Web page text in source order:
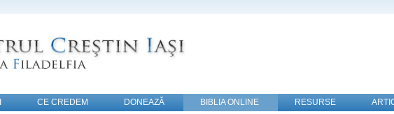
CE CREDEM DONEAZĂ BIBLIA ONLINE RESURSE